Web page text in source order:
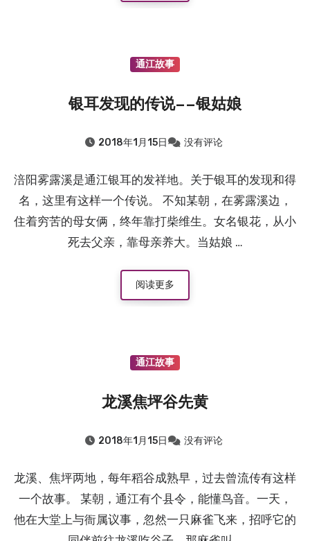
通江故事
银耳发现的传说——银姑娘
2018年1月15日 没有评论
涪阳雾露溪是通江银耳的发祥地。关于银耳的发现和得
名，这里有这样一个传说。 不知某朝，在雾露溪边，
住着穷苦的母女俩，终年靠打柴维生。女名银花，从小
死去父亲，靠母亲养大。当姑娘 …
阅读更多
通江故事
龙溪焦坪谷先黄
2018年1月15日 没有评论
龙溪、焦坪两地，每年稻谷成熟早，过去曾流传有这样
一个故事。 某朝，通江有个县令，能懂鸟音。一天，
他在大堂上与衙属议事，忽然一只麻雀飞来，招呼它的